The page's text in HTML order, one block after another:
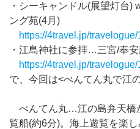
・シーキャンドル(展望灯台)
ング苑(4月)
https://4travel.jp/
・江島神社に参拝…三宮/奉
https://4travel.jp/
で、今回は<べんてん丸で江
べんてん丸…江の島弁天橋
覧船(約6分)。海上遊覧を楽